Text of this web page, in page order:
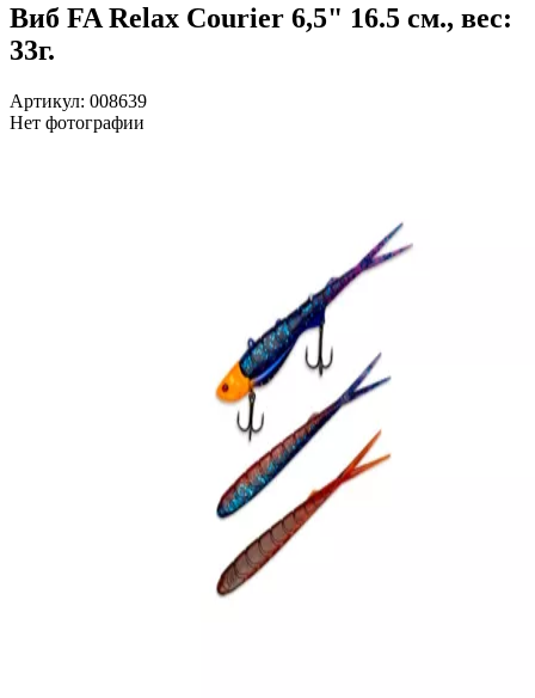
Виб FA Relax Courier 6,5" 16.5 см., вес:
33г.
Артикул: 008639
Нет фотографии